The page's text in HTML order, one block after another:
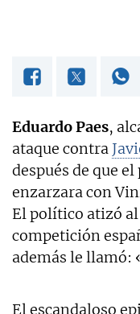
Eduardo Paes,
ataque contra
después de que
enzarzara con
El político atizó
competición
además le llamó:
El escandaloso